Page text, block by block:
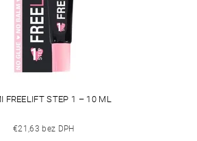
FREELIFT STEP 1 – 10 ML
€21,63 bez DPH